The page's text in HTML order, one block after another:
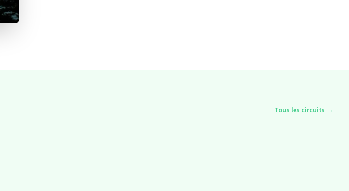
Tous les circuits →